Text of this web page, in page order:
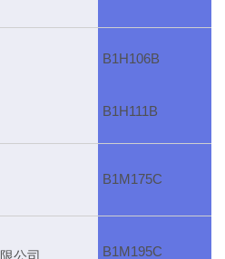
B1H106B
B1H111B
B1M175C
B1M195C